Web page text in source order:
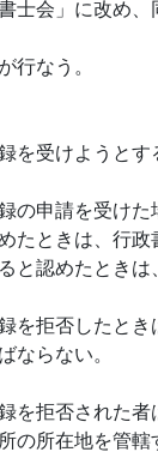
士会」に改め
なう。
を受けようと
の申請を受け
たときは、行
と認めたとき
を拒否したと
ならない。
を拒否された
の所在地を管